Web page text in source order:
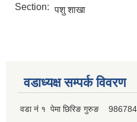
Section: पशु शाखा
वडाध्यक्ष सम्पर्क विवरण
वडा नं १ पेमा छिरिङ गुरुङ